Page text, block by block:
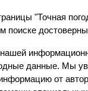
"Точная
поиске
данные. Мы
от